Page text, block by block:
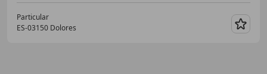
Particular
ES-03150 Dolores